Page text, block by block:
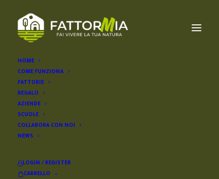
HOME
COME FUNZIONA
FATTORIE
REGALO
AZIENDE
SCUOLE
COLLABORA CON NOI
NEWS
LOGIN / REGISTER
CARRELLO